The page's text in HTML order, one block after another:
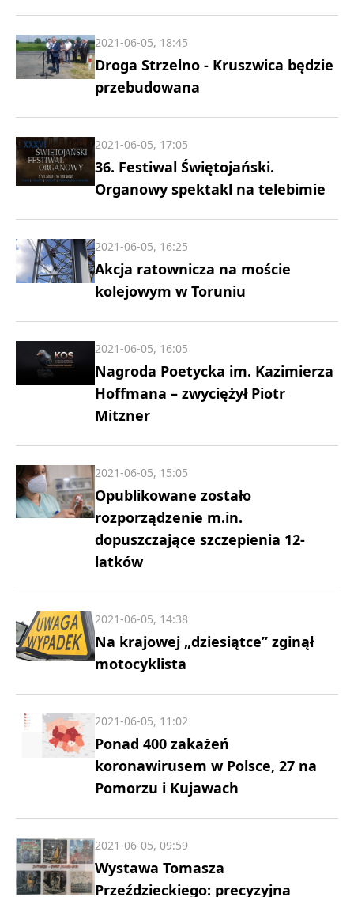
Droga Strzelno - Kruszwica będzie
przebudowana
2021-06-05, 18:45
36. Festiwal Świętojański.
Organowy spektakl na telebimie
2021-06-05, 17:05
Akcja ratownicza na moście
kolejowym w Toruniu
2021-06-05, 16:25
Nagroda Poetycka im. Kazimierza
Hoffmana – zwyciężył Piotr
Mitzner
2021-06-05, 16:05
Opublikowane zostało
rozporządzenie m.in.
dopuszczające szczepienia 12-
latków
2021-06-05, 15:05
Na krajowej „dziesiątce” zginął
motocyklista
2021-06-05, 14:38
Ponad 400 zakażeń
koronawirusem w Polsce, 27 na
Pomorzu i Kujawach
2021-06-05, 11:02
Wystawa Tomasza
Przeździeckiego: precyzyjna
2021-06-05, 09:59